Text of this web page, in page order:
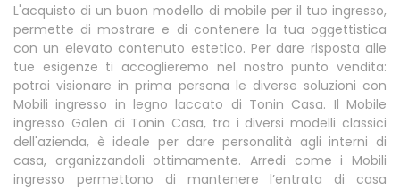
L'acquisto di un buon modello di mobile per il tuo ingresso,
permette di mostrare e di contenere la tua oggettistica
con un elevato contenuto estetico. Per dare risposta alle
tue esigenze ti accoglieremo nel nostro punto vendita:
potrai visionare in prima persona le diverse soluzioni con
Mobili ingresso in legno laccato di Tonin Casa. Il Mobile
ingresso Galen di Tonin Casa, tra i diversi modelli classici
dell'azienda, è ideale per dare personalità agli interni di
casa, organizzandoli ottimamente. Arredi come i Mobili
ingresso permettono di mantenere l’entrata di casa